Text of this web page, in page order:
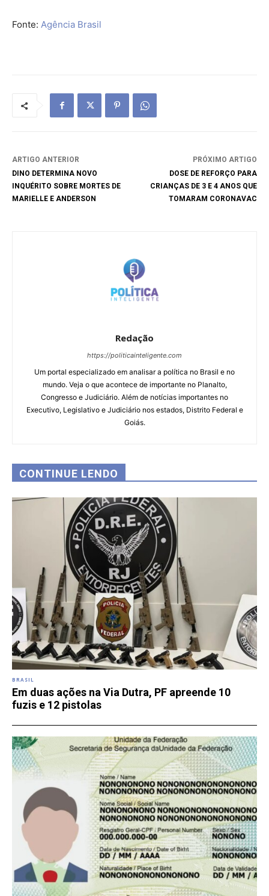
Fonte: Agência Brasil
ARTIGO ANTERIOR
DINO DETERMINA NOVO
INQUÉRITO SOBRE MORTES DE
MARIELLE E ANDERSON
PRÓXIMO ARTIGO
DOSE DE REFORÇO PARA
CRIANÇAS DE 3 E 4 ANOS QUE
TOMARAM CORONAVAC
Redação
https://politicainteligente.com
Um portal especializado em analisar a política no Brasil e no
mundo. Veja o que acontece de importante no Planalto,
Congresso e Judiciário. Além de notícias importantes no
Executivo, Legislativo e Judiciário nos estados, Distrito Federal e
Goiás.
CONTINUE LENDO
BRASIL
Em duas ações na Via Dutra, PF apreende 10
fuzis e 12 pistolas